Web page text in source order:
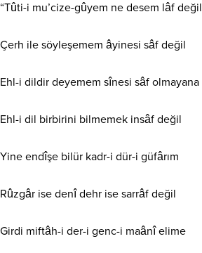
“Tûti-i mu’cize-gûyem ne desem lâf değil
Çerh ile söyleşemem âyinesi sâf değil
Ehl-i dildir deyemem sînesi sâf olmayana
Ehl-i dil birbirini bilmemek insâf değil
Yine endîşe bilür kadr-i dür-i güfârım
Rûzgâr ise denî dehr ise sarrâf değil
Girdi miftâh-i der-i genc-i maânî elime